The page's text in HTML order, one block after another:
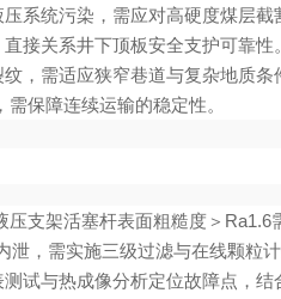
系统污染，需应对高硬度煤层截
接关系井下顶板安全支护可靠性。
，需适应狭窄巷道与复杂地质条
保障连续运输的稳定性。
支架活塞杆表面粗糙度＞Ra1.6
，需实施三级过滤与在线颗粒计
试与热成像分析定位故障点，